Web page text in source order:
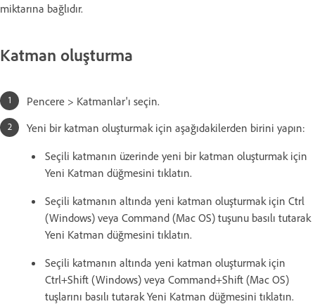
miktarına bağlıdır.
Katman oluşturma
Pencere > Katmanlar'ı seçin.
Yeni bir katman oluşturmak için aşağıdakilerden birini yapın:
Seçili katmanın üzerinde yeni bir katman oluşturmak için
Yeni Katman düğmesini tıklatın.
Seçili katmanın altında yeni katman oluşturmak için Ctrl
(Windows) veya Command (Mac OS) tuşunu basılı tutarak
Yeni Katman düğmesini tıklatın.
Seçili katmanın altında yeni katman oluşturmak için
Ctrl+Shift (Windows) veya Command+Shift (Mac OS)
tuşlarını basılı tutarak Yeni Katman düğmesini tıklatın.